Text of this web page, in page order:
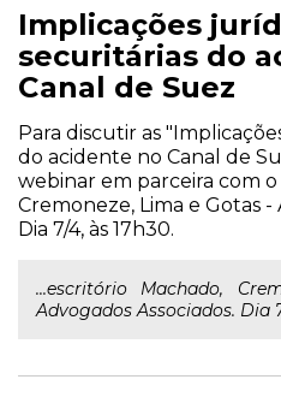
Implicações
securitárias do
Canal de Suez
Para discutir as
do acidente no Canal de
webinar em parceira com
Cremoneze, Lima e Gotas -
Dia 7/4, às 17h30.
...escritório Machado,
Advogados Associados. Dia